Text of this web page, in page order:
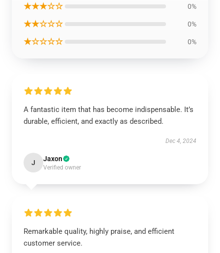
★★★☆☆ 0%
★★☆☆☆ 0%
★☆☆☆☆ 0%
A fantastic item that has become indispensable. It’s
durable, efficient, and exactly as described.
Dec 4, 2024
J Jaxon
Verified owner
Remarkable quality, highly praise, and efficient
customer service.